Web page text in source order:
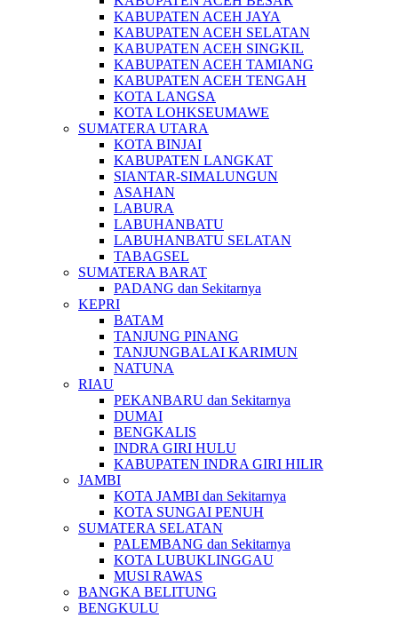
KABUPATEN ACEH JAYA
KABUPATEN ACEH SELATAN
KABUPATEN ACEH SINGKIL
KABUPATEN ACEH TAMIANG
KABUPATEN ACEH TENGAH
KOTA LANGSA
KOTA LOHKSEUMAWE
SUMATERA UTARA
KOTA BINJAI
KABUPATEN LANGKAT
SIANTAR-SIMALUNGUN
ASAHAN
LABURA
LABUHANBATU
LABUHANBATU SELATAN
TABAGSEL
SUMATERA BARAT
PADANG dan Sekitarnya
KEPRI
BATAM
TANJUNG PINANG
TANJUNGBALAI KARIMUN
NATUNA
RIAU
PEKANBARU dan Sekitarnya
DUMAI
BENGKALIS
INDRA GIRI HULU
KABUPATEN INDRA GIRI HILIR
JAMBI
KOTA JAMBI dan Sekitarnya
KOTA SUNGAI PENUH
SUMATERA SELATAN
PALEMBANG dan Sekitarnya
KOTA LUBUKLINGGAU
MUSI RAWAS
BANGKA BELITUNG
BENGKULU